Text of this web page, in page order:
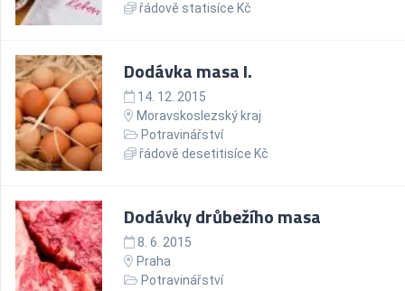
řádově statisíce Kč
Dodávka masa I.
14. 12. 2015
Moravskoslezský kraj
Potravinářství
řádově desetitisíce Kč
Dodávky drůbežího masa
8. 6. 2015
Praha
Potravinářství